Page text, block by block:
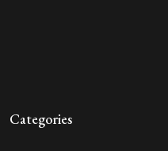
Categories